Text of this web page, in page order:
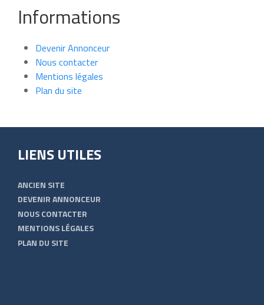
Informations
Devenir Annonceur
Nous contacter
Mentions légales
Plan du site
LIENS UTILES
ANCIEN SITE
DEVENIR ANNONCEUR
NOUS CONTACTER
MENTIONS LÉGALES
PLAN DU SITE